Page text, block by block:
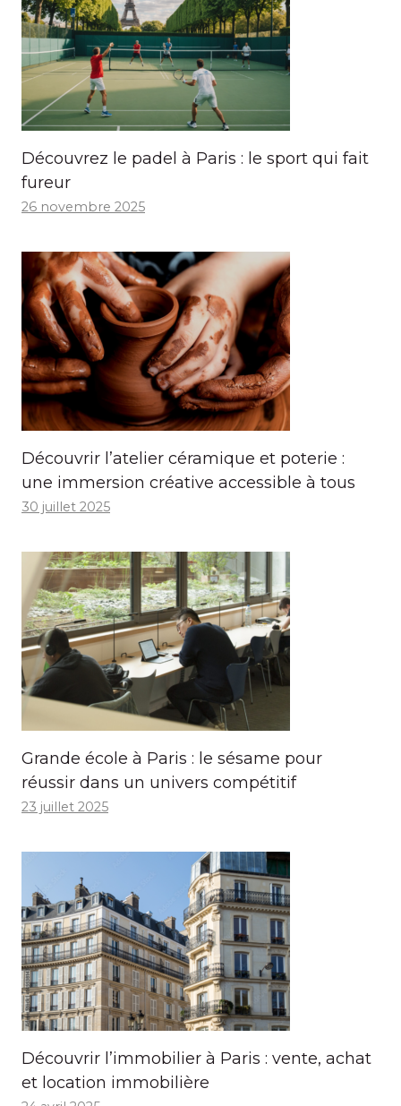
Découvrez le padel à Paris : le sport qui fait
fureur
26 novembre 2025
Découvrir l’atelier céramique et poterie :
une immersion créative accessible à tous
30 juillet 2025
Grande école à Paris : le sésame pour
réussir dans un univers compétitif
23 juillet 2025
Découvrir l’immobilier à Paris : vente, achat
et location immobilière